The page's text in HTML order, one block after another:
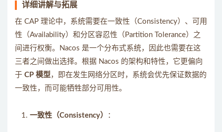
详细讲解与拓展
在 CAP 理论中，系统需要在一致性（Consistency）、可用
性（Availability）和分区容忍性（Partition Tolerance）之
间进行权衡。Nacos 是一个分布式系统，因此也需要在这
三者之间做出选择。根据 Nacos 的架构和特性，它更偏向
于 CP 模型，即在发生网络分区时，系统会优先保证数据的
一致性，而可能牺牲部分可用性。
一致性（Consistency） ：